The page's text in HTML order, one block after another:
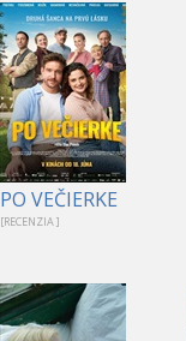
PO VEČIERKE
[RECENZIA ]